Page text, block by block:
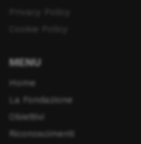
MENU
Home
La Fondazione
Obiettivi
Riconoscimenti